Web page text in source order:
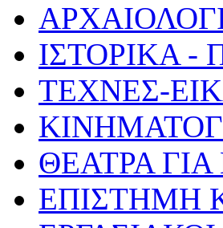
ΙΣΤΟΡΙΚΑ -
ΤΕΧΝΕΣ-
ΘΕΑΤΡΑ ΓΙΑ
ΕΠΙΣΤΗΜΗ